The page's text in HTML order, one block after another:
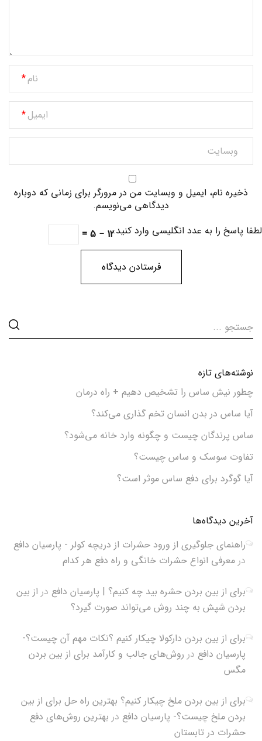
نوشته‌های تازه
چطور نیش ساس را تشخیص دهیم + راه درمان
آیا ساس در بدن انسان تخم گذاری می‌کند؟
ساس پرندگان چیست و چگونه وارد خانه می‌شود؟
تفاوت سوسک و ساس چیست؟
آیا گوگرد برای دفع ساس موثر است؟
آخرین دیدگاه‌ها
راهنمای جلوگیری از ورود حشرات از دریچه کولر - پارسیان دافع
در معرفی انواع حشرات خانگی و راه دفع هر کدام
برای از بین بردن حشره بید چه کنیم؟ | پارسیان دافع در از بین
بردن شپش به چند روش می‌تواند صورت گیرد؟
برای از بین بردن دارکولا چیکار کنیم ؟نکات مهم آن چیست؟-
پارسیان دافع در روش‌های جالب و کارآمد برای از بین بردن
مگس
برای از بین بردن ملخ چیکار کنیم؟ بهترین راه حل برای از بین
بردن ملخ چیست؟- پارسیان دافع در بهترین روش‌های دفع
حشرات در تابستان
نام
ایمیل
ذخیره نام، ایمیل و وبسایت من در مرورگر برای زمانی که دوباره
دیدگاهی می‌نویسم.
لطفا پاسخ را به عدد انگلیسی وارد کنید:12 − 5 =